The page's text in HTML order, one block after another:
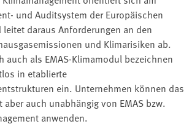
und Auditsystem der Europäischen
leitet daraus Anforderungen an den
und Klimarisiken ab.
auch als EMAS-Klimamodul bezeichnen
in etablierte
ein. Unternehmen können das
aber auch unabhängig von EMAS bzw.
anwenden.